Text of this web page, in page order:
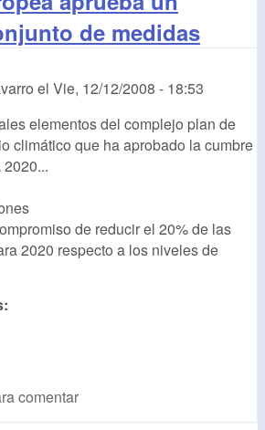
de medidas
el Vie, 12/12/2008 - 18:53
elementos del complejo plan de
climático que ha aprobado la cumbre
de reducir el 20% de las
2020 respecto a los niveles de
comentar